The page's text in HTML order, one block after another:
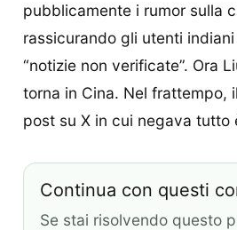
pubblicamente i rumor sulla
rassicurando gli utenti
“notizie non verificate”. Ora
torna in Cina. Nel frattempo,
post su X in cui negava tutto
Continua con questi
Se stai risolvendo questo